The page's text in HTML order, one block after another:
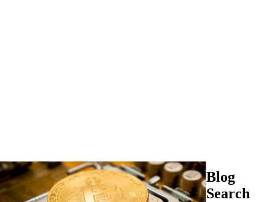
Blog
Search